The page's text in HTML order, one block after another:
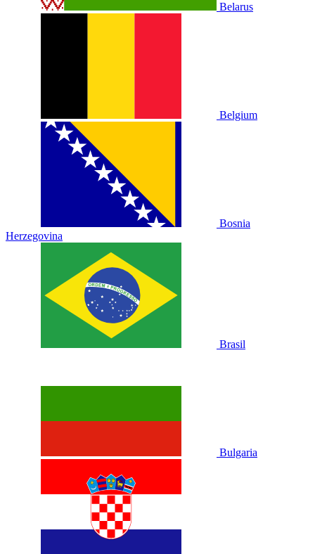
Belarus
Belgium
Bosnia
Herzegovina
Brasil
Bulgaria